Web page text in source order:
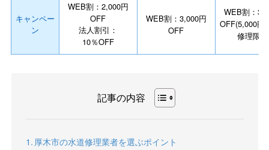
キャンペー
ン
WEB割：2,000円
OFF
法人割引：
10％OFF
WEB割：3,000円
OFF
WEB割：
OFF(5,000円
修理限
記事の内容
厚木市の水道修理業者を選ぶポイント